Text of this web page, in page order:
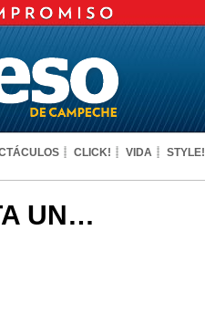
CLICK! VIDA STYLE!
UN…